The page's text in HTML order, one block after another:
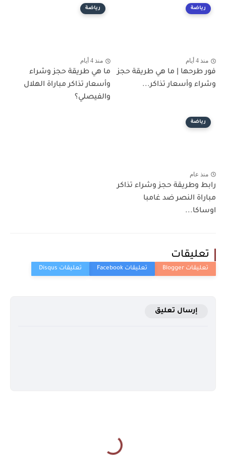
رياضة
منذ 4 أيام
فور طرحها | ما هي طريقة حجز
وشراء وأسعار تذاكر...
رياضة
منذ 4 أيام
ما هي طريقة حجز وشراء
وأسعار تذاكر مباراة الهلال
والفيصلي؟
رياضة
منذ عام
رابط وطريقة حجز وشراء تذاكر
مباراة النصر ضد غامبا
اوساكا...
تعليقات
إرسال تعليق